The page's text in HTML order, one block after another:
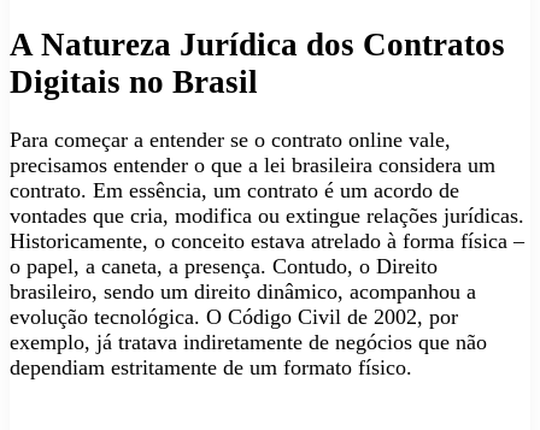
A Natureza Jurídica dos Contratos
Digitais no Brasil
Para começar a entender se o contrato online vale,
precisamos entender o que a lei brasileira considera um
contrato. Em essência, um contrato é um acordo de
vontades que cria, modifica ou extingue relações jurídicas.
Historicamente, o conceito estava atrelado à forma física –
o papel, a caneta, a presença. Contudo, o Direito
brasileiro, sendo um direito dinâmico, acompanhou a
evolução tecnológica. O Código Civil de 2002, por
exemplo, já tratava indiretamente de negócios que não
dependiam estritamente de um formato físico.